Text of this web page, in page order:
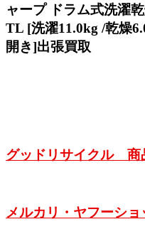
ャープ ドラム式洗濯
TL [洗濯11.0kg /乾燥
開き]出張買取
グッドリサイクル 商
メルカリ・ヤフーシ